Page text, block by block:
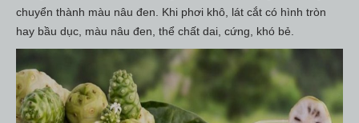
RƯỢU NGÂM TRÁI NHÀU KHÔ
RƯỢU NGÂM RỄ NHÀU
TRÁI NHÀU NGÂM ĐƯỜNG MÍA
NHÀU TƯƠI NGÂM ĐƯỜNG PHÈN
MỸ PHẨM NHÀU
XÀ BÔNG NHÀU COCOSAVON
XÀ BÔNG NHÀU ADEVA
chuyển thành màu nâu đen. Khi phơi khô, lát cắt có hình tròn
hay bầu dục, màu nâu đen, thể chất dai, cứng, khó bẻ.